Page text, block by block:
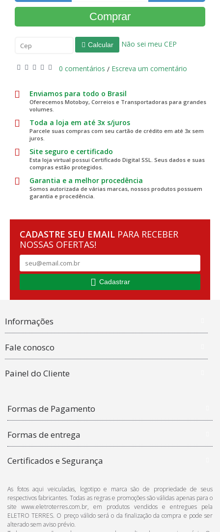
Comprar
Calcular Não sei meu CEP
0 comentários / Escreva um comentário
Enviamos para todo o Brasil
Oferecemos Motoboy, Correios e Transportadoras para grandes
volumes.
Toda a loja em até 3x s/juros
Parcele suas compras com seu cartão de crédito em até 3x sem
juros.
Site seguro e certificado
Esta loja virtual possui Certificado Digital SSL. Seus dados e suas
compras estão protegidos.
Garantia e a melhor procedência
Somos autorizada de várias marcas, nossos produtos possuem
garantia e procedência.
CADASTRE SEU EMAIL PARA RECEBER
NOSSAS OFERTAS!
Cadastrar
Informações
Fale conosco
Painel do Cliente
Formas de Pagamento
Formas de entrega
Certificados e Segurança
As fotos aqui veiculadas, logotipo e marca são de propriedade de seus
respectivos fabricantes. Todas as regras e promoções são válidas apenas para o
site www.eletroterres.com.br, em produtos vendidos e entregues pela
ELETRO TERRES. O preço válido será o da finalização da compra e pode ser
alterado sem aviso prévio.